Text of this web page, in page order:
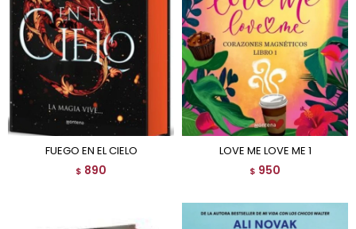
FUEGO EN EL CIELO
$ 890
LOVE ME LOVE ME 1
$ 950